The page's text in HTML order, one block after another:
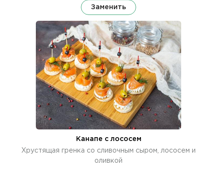
Заменить
Канапе с лососем
Хрустящая гренка со сливочным сыром, лососем и
оливкой